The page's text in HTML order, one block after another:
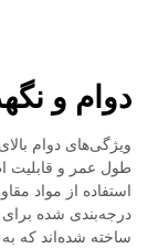
دوام و
ویژگی‌های دوام
طول عمر و قابلیت
استفاده از مواد
درجه‌بندی شده برای
ساخته شده‌اند که